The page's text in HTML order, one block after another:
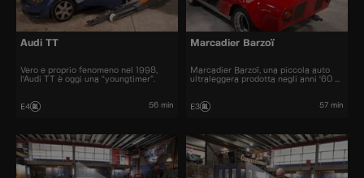
Audi TT
Vero e proprio fenomeno nel 1998,
l'Audi TT è oggi una “youngtimer”.
E4 56 min
Marcadier Barzoï
Marcadier Barzoï, una piccola auto
ultraleggera prodotta negli anni '60 e
E3 57 min